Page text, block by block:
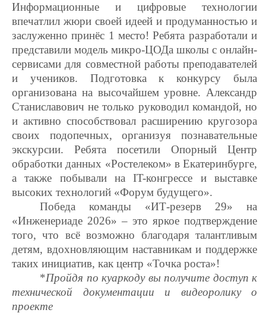
Информационные и цифровые технологии
впечатлил жюри своей идеей и продуманностью и
заслуженно принёс 1 место! Ребята разработали и
представили модель микро-ЦОДа школы с онлайн-
сервисами для совместной работы преподавателей
и учеников. Подготовка к конкурсу была
организована на высочайшем уровне. Александр
Станиславович не только руководил командой, но
и активно способствовал расширению кругозора
своих подопечных, организуя познавательные
экскурсии. Ребята посетили Опорный Центр
обработки данных «Ростелеком» в Екатеринбурге,
а также побывали на IT-конгрессе и выставке
высоких технологий «Форум будущего».
Победа команды «ИТ-резерв 29» на
«Инженериаде 2026» – это яркое подтверждение
того, что всё возможно благодаря талантливым
детям, вдохновляющим наставникам и поддержке
таких инициатив, как центр «Точка роста»!
*Пройдя по куаркоду вы получите доступ к
технической документации и видеоролику о
проекте